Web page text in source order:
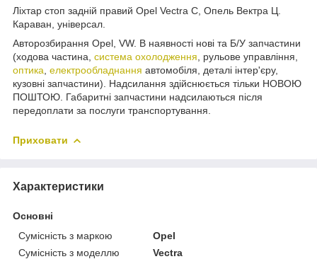
Ліхтар стоп задній правий Opel Vectra C, Опель Вектра Ц.
Караван, універсал.
Авторозбирання Opel, VW. В наявності нові та Б/У запчастини
(ходова частина, система охолодження , рульове управління,
оптика електрообладнання автомобіля, деталі інтер'єру,
кузовні запчастини). Надсилання здійснюється тільки НОВОЮ
ПОШТОЮ. Габаритні запчастини надсилаються після
передоплати за послуги транспортування.
Приховати
Характеристики
Основні
Сумісність з маркою
Opel
Сумісність з моделлю
Vectra